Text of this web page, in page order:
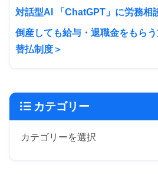
対話型AI 「ChatGPT」に労務相
倒産しても給与・退職金をもら
替払制度＞
カテゴリー